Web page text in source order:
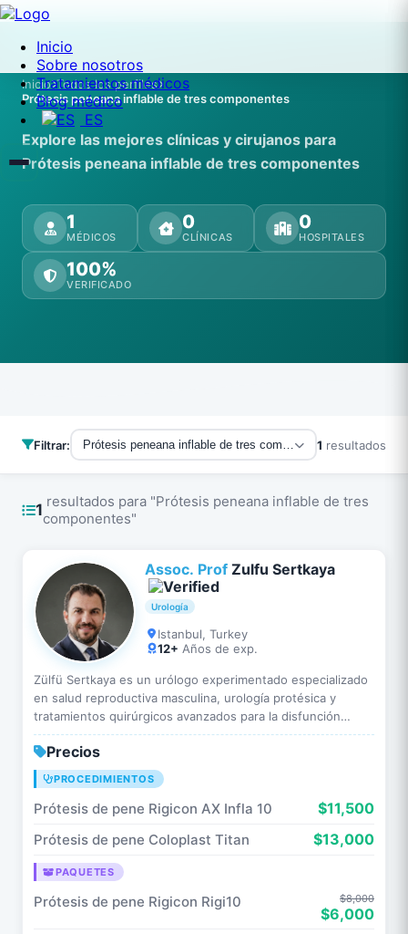
Inicio
Sobre nosotros
Tratamientos médicos
Blog médico
ES
Inicio Todos los perfiles
Prótesis peneana inflable de tres componentes
Explore las mejores clínicas y cirujanos para
Prótesis peneana inflable de tres componentes
1
MÉDICOS
0
CLÍNICAS
0
HOSPITALES
100%
VERIFICADO
Filtrar: Prótesis peneana inflable de tres componentes - Todos los
1 resultados
1 resultados para "Prótesis peneana inflable de tres
componentes"
Assoc. Prof Zulfu Sertkaya
Urología
Istanbul, Turkey
12+ Años de exp.
Zülfü Sertkaya es un urólogo experimentado especializado
en salud reproductiva masculina, urología protésica y
tratamientos quirúrgicos avanzados para la disfunción
eréctil y enfermedades del sistema urinario. Cuenta con…
Precios
PROCEDIMIENTOS
Prótesis de pene Rigicon AX Infla 10 $11,500
Prótesis de pene Coloplast Titan $13,000
PAQUETES
Prótesis de pene Rigicon Rigi10 $8,000
$6,000